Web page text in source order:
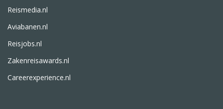
Reismedia.nl
Aviabanen.nl
Reisjobs.nl
Zakenreisawards.nl
Careerexperience.nl